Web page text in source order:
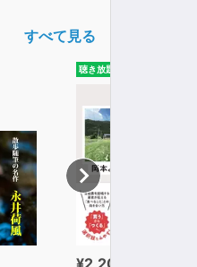
すべて見る
聴き放題
¥2,200